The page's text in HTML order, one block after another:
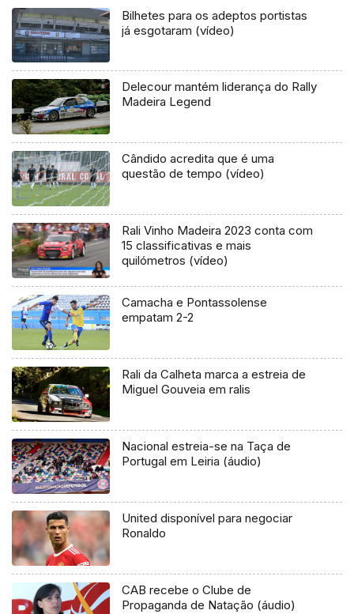
Bilhetes para os adeptos portistas
já esgotaram (vídeo)
Delecour mantém liderança do Rally
Madeira Legend
Cândido acredita que é uma
questão de tempo (vídeo)
Rali Vinho Madeira 2023 conta com
15 classificativas e mais
quilómetros (vídeo)
Camacha e Pontassolense
empatam 2-2
Rali da Calheta marca a estreia de
Miguel Gouveia em ralis
Nacional estreia-se na Taça de
Portugal em Leiria (áudio)
United disponível para negociar
Ronaldo
CAB recebe o Clube de
Propaganda de Natação (áudio)